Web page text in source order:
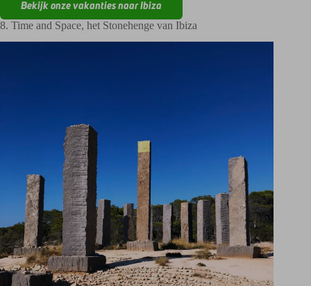
Bekijk onze vakanties naar Ibiza
8. Time and Space, het Stonehenge van Ibiza